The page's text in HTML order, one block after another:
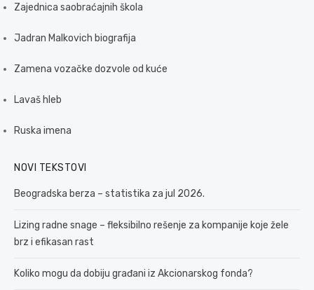
Zajednica saobraćajnih škola
Jadran Malkovich biografija
Zamena vozačke dozvole od kuće
Lavaš hleb
Ruska imena
NOVI TEKSTOVI
Beogradska berza – statistika za jul 2026.
Lizing radne snage – fleksibilno rešenje za kompanije koje žele
brz i efikasan rast
Koliko mogu da dobiju građani iz Akcionarskog fonda?